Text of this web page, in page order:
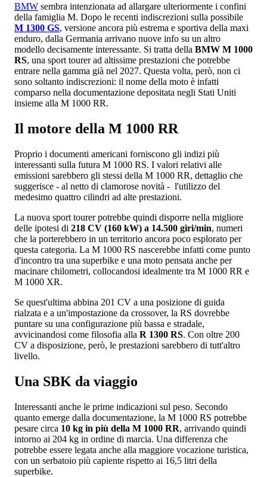
BMW sembra intenzionata ad allargare ulteriormente i confini
della famiglia M. Dopo le recenti indiscrezioni sulla possibile
M 1300 GS, versione ancora più estrema e sportiva della maxi
enduro, dalla Germania arrivano nuove info su un altro
modello decisamente interessante. Si tratta della BMW M 1000
RS, una sport tourer ad altissime prestazioni che potrebbe
entrare nella gamma già nel 2027. Questa volta, però, non ci
sono soltanto indiscrezioni: il nome della moto è infatti
comparso nella documentazione depositata negli Stati Uniti
insieme alla M 1000 RR.
Il motore della M 1000 RR
Proprio i documenti americani forniscono gli indizi più
interessanti sulla futura M 1000 RS. I valori relativi alle
emissioni sarebbero gli stessi della M 1000 RR, dettaglio che
suggerisce - al netto di clamorose novità - l'utilizzo del
medesimo quattro cilindri ad alte prestazioni.
La nuova sport tourer potrebbe quindi disporre nella migliore
delle ipotesi di 218 CV (160 kW) a 14.500 giri/min, numeri
che la porterebbero in un territorio ancora poco esplorato per
questa categoria. La M 1000 RS nascerebbe infatti come punto
d'incontro tra una superbike e una moto pensata anche per
macinare chilometri, collocandosi idealmente tra M 1000 RR e
M 1000 XR.
Se quest'ultima abbina 201 CV a una posizione di guida
rialzata e a un'impostazione da crossover, la RS dovrebbe
puntare su una configurazione più bassa e stradale,
avvicinandosi come filosofia alla R 1300 RS. Con oltre 200
CV a disposizione, però, le prestazioni sarebbero di tutt'altro
livello.
Una SBK da viaggio
Interessanti anche le prime indicazioni sul peso. Secondo
quanto emerge dalla documentazione, la M 1000 RS potrebbe
pesare circa 10 kg in più della M 1000 RR, arrivando quindi
intorno ai 204 kg in ordine di marcia. Una differenza che
potrebbe essere legata anche alla maggiore vocazione turistica,
con un serbatoio più capiente rispetto ai 16,5 litri della
superbike.